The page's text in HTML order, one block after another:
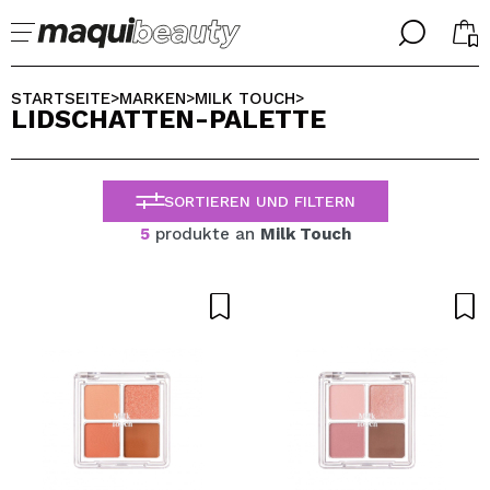
╳
Ich bin bereits #maquilover, ich habe ein Konto
Ich habe hier kein Konto
╳
WÄHLE DEINE SPRACHE
ALEMAN
ESPAÑOL
ENGLISH
FRANCES
STARTSEITE>MARKEN>MILK TOUCH>
LIDSCHATTEN-PALETTE
SORTIEREN UND FILTERN
5produkte an Milk Touch